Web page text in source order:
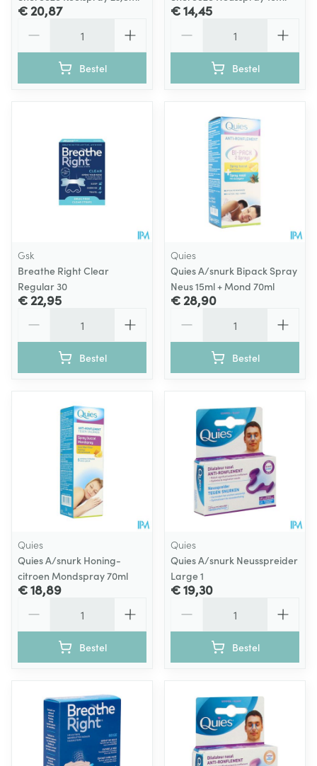
€ 20,87
Bestel
€ 14,45
Bestel
Gsk
Breathe Right Clear
Regular 30
€ 22,95
Bestel
Quies
Quies A/snurk Bipack Spray
Neus 15ml + Mond 70ml
€ 28,90
Bestel
Quies
Quies A/snurk Honing-
citroen Mondspray 70ml
€ 18,89
Bestel
Quies
Quies A/snurk Neusspreider
Large 1
€ 19,30
Bestel